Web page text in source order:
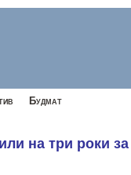
Будмат
на три роки за